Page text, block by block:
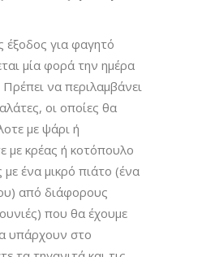
έξοδος για φαγητό
μία φορά την ημέρα
να περιλαμβάνει
οι οποίες θα
με ψάρι ή
με κρέας ή κοτόπουλο
με ένα μικρό πιάτο (ένα
από διάφορους
που θα έχουμε
υπάρχουν στο